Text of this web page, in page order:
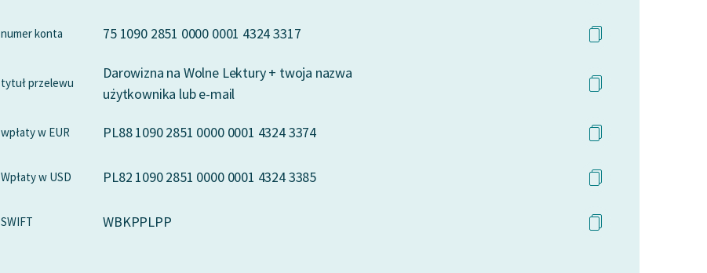
numer konta 75 1090 2851 0000 0001 4324 3317
tytuł przelewu
Darowizna na Wolne Lektury + twoja nazwa
użytkownika lub e-mail
wpłaty w EUR PL88 1090 2851 0000 0001 4324 3374
Wpłaty w USD PL82 1090 2851 0000 0001 4324 3385
SWIFT WBKPPLPP